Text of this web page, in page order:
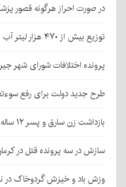
در صورت احراز هرگونه قصور
توزیع بیش از ۴۷۰ هزار لیتر آب میان عزاداران جامانده اربعین در کرمان
پرونده اختلافات شورای شهر
طرح جدید دولت برای رفع
بازداشت زن سارق و پسر ۱۲ ساله‌اش در کرمان
سازش در سه پرونده قتل در
وزش باد و خیزش گردوخاک در